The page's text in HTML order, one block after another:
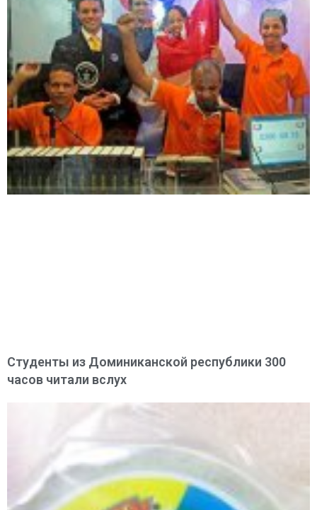
Студенты из Доминиканской республики 300
часов читали вслух